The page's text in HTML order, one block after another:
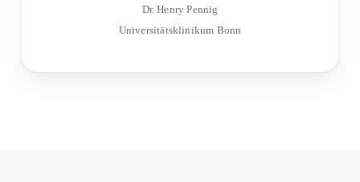
Dr. Henry Pennig
Universitätsklinikum Bonn